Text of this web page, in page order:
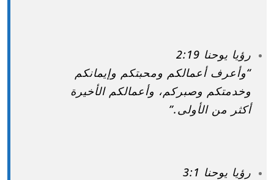
رؤيا يوحنا 2:19
“وأعرف أعمالكم ومحبتكم وإيمانكم
وخدمتكم وصبركم، وأعمالكم الأخيرة
أكثر من الأولى.”
رؤيا يوحنا 3:1